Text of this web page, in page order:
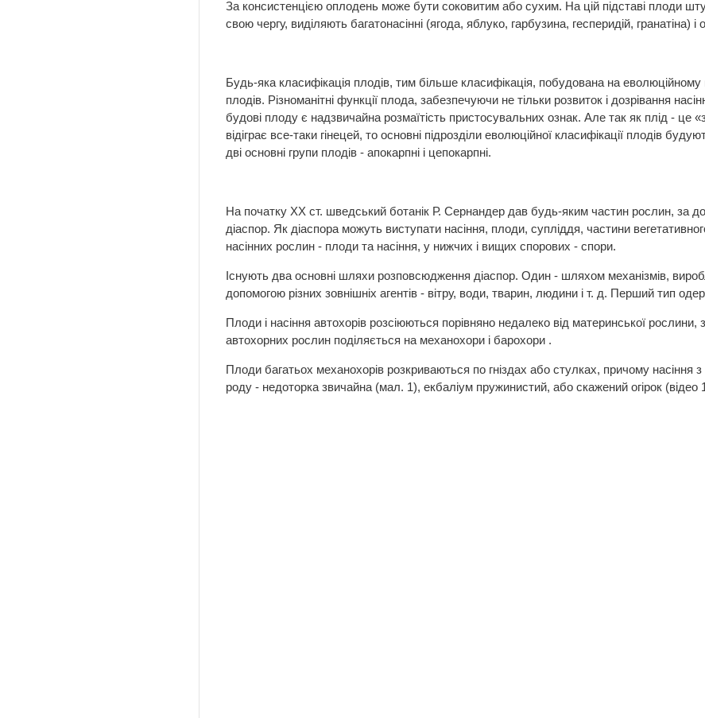
За консистенцією оплодень може бути соковитим або сухим. На цій підставі плоди
свою чергу, виділяють багатонасінні (ягода, яблуко, гарбузина, гесперидій, гранатіна) і
Будь-яка класифікація плодів, тим більше класифікація, побудована на
плодів. Різноманітні функції плода, забезпечуючи не тільки розвиток і дозрівання
будові плоду є надзвичайна розмаїтість пристосувальних ознак. Але так як плід - це
відіграє все-таки гінецей, то основні підрозділи еволюційної класифікації плодів
дві основні групи плодів - апокарпні і цепокарпні.
На початку XX ст. шведський ботанік Р. Сернандер дав будь-яким частин рослин, за
діаспор. Як діаспора можуть виступати насіння, плоди, супліддя, частини
насінних рослин - плоди та насіння, у нижчих і вищих спорових - спори.
Існують два основні шляхи розповсюдження діаспор. Один - шляхом механізмів,
допомогою різних зовнішніх агентів - вітру, води, тварин, людини і т. д. Перший тип
Плоди і насіння автохорів розсіюються порівняно недалеко від материнської рослини,
автохорних рослин поділяється на механохори і барохори .
Плоди багатьох механохорів розкриваються по гніздах або стулках, причому насіння
роду - недоторка звичайна (мал. 1), екбаліум пружинистий, або скажений огірок (відео